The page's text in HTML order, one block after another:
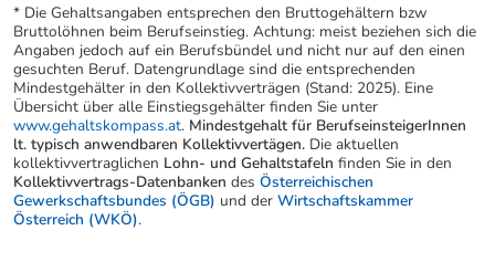
* Die Gehaltsangaben entsprechen den Bruttogehältern bzw
Bruttolöhnen beim Berufseinstieg. Achtung: meist beziehen sich die
Angaben jedoch auf ein Berufsbündel und nicht nur auf den einen
gesuchten Beruf. Datengrundlage sind die entsprechenden
Mindestgehälter in den Kollektivverträgen (Stand: 2025). Eine
Übersicht über alle Einstiegsgehälter finden Sie unter
www.gehaltskompass.at. Mindestgehalt für BerufseinsteigerInnen
lt. typisch anwendbaren Kollektivvertägen. Die aktuellen
kollektivvertraglichen Lohn- und Gehaltstafeln finden Sie in den
Kollektivvertrags-Datenbanken des Österreichischen
Gewerkschaftsbundes (ÖGB) und der Wirtschaftskammer
Österreich (WKÖ).